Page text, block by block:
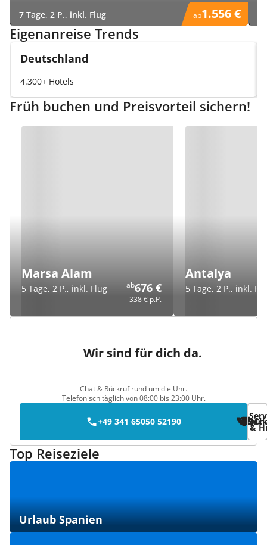
ab1.556 €
7 Tage, 2 P., inkl. Flug
)
)
Eigenanreise Trends
Deutschland
4.300+ Hotels
Früh buchen und Preisvorteil sichern!
Marsa Alam
5 Tage, 2 P., inkl. Flug ab676 €
338 € p.P.
Antalya
5 Tage, 2 P., inkl.
Wir sind für dich da.
Chat & Rückruf rund um die Uhr.
Telefonisch täglich von 08:00 bis 23:00 Uhr.
+49 341 65050 52190
&
Top Reiseziele
Urlaub Spanien